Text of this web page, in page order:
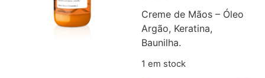
Creme de Mãos – Óleo
Argão, Keratina,
Baunilha.
1 em stock